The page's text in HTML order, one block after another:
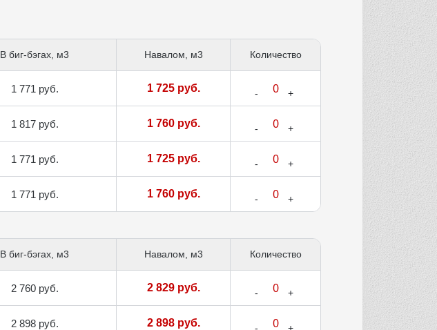
В биг-бэгах, м3 Навалом, м3 Количество
1 771 руб. 1 725 руб.
1 817 руб. 1 760 руб.
1 771 руб. 1 725 руб.
1 771 руб. 1 760 руб.
В биг-бэгах, м3 Навалом, м3 Количество
2 760 руб. 2 829 руб.
2 898 руб. 2 898 руб.